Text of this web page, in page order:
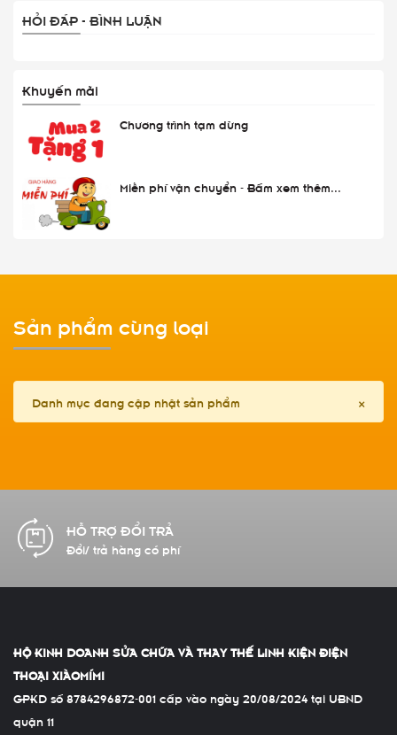
HỎI ĐÁP - BÌNH LUẬN
Khuyến mãi
Chương trình tạm dừng
Miễn phí vận chuyển - Bấm xem thêm...
Sản phẩm cùng loại
×
Danh mục đang cập nhật sản phẩm
CAM KẾT CHẤT LƯỢNG
Hàng chính hãng 100%
HỘ KINH DOANH SỬA CHỮA VÀ THAY THẾ LINH KIỆN ĐIỆN
THOẠI XIÀOMÍMI
GPKD số 8784296872-001 cấp vào ngày 20/08/2024 tại UBND
quận 11